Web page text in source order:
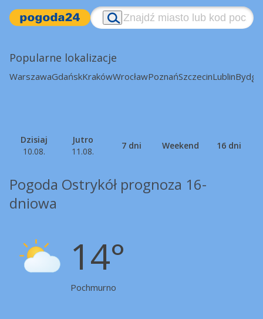
Popularne lokalizacje
WarszawaGdańskKrakówWrocławPoznańSzczecinLublin
Dzisiaj
10.08.
Jutro
11.08.
7 dni Weekend 16 dni
Pogoda Ostrykół prognoza 16-
dniowa
14°
Pochmurno